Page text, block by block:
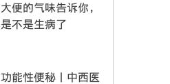
大便的气味告诉你，
是不是生病了
功能性便秘丨中西医